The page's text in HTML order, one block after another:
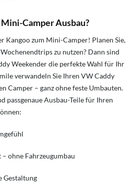
Camper Ausbau?
Kangoo zum Mini-Camper! Planen Sie,
zu nutzen? Dann sind
Weekender die perfekte Wahl für Ihr
verwandeln Sie Ihren VW Caddy
Camper – ganz ohne feste Umbauten.
passgenaue Ausbau-Teile für Ihren
ohne Fahrzeugumbau
Gestaltung